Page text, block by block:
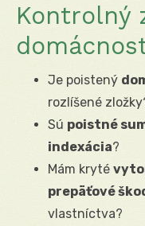
Kontrolný
Je poistený
rozlíšené
Sú poistné
indexácia?
Mám kryté
prepäťové
vlastníctva?